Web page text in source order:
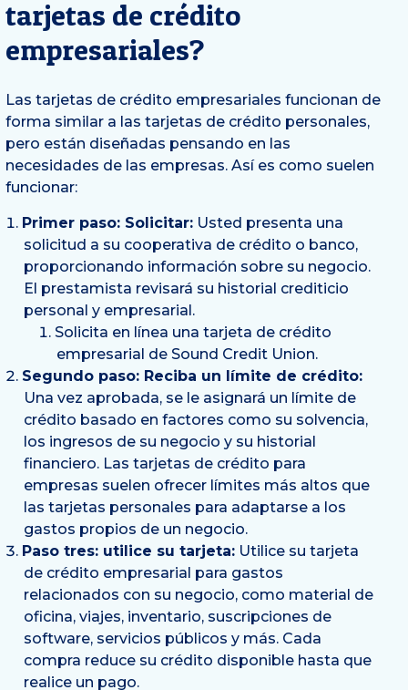
tarjetas de crédito
empresariales?
Las tarjetas de crédito empresariales funcionan de
forma similar a las tarjetas de crédito personales,
pero están diseñadas pensando en las
necesidades de las empresas. Así es como suelen
funcionar:
Primer paso: Solicitar: Usted presenta una
solicitud a su cooperativa de crédito o banco,
proporcionando información sobre su negocio.
El prestamista revisará su historial crediticio
personal y empresarial.
Solicita en línea una tarjeta de crédito
empresarial de Sound Credit Union.
Segundo paso: Reciba un límite de crédito:
Una vez aprobada, se le asignará un límite de
crédito basado en factores como su solvencia,
los ingresos de su negocio y su historial
financiero. Las tarjetas de crédito para
empresas suelen ofrecer límites más altos que
las tarjetas personales para adaptarse a los
gastos propios de un negocio.
Paso tres: utilice su tarjeta: Utilice su tarjeta
de crédito empresarial para gastos
relacionados con su negocio, como material de
oficina, viajes, inventario, suscripciones de
software, servicios públicos y más. Cada
compra reduce su crédito disponible hasta que
realice un pago.